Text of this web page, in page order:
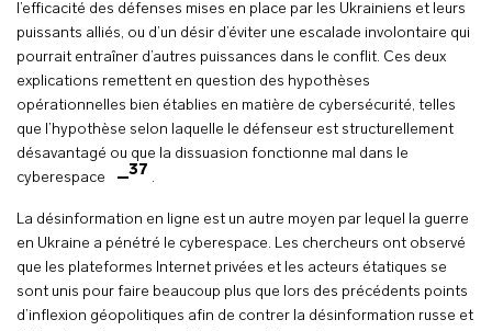
l’efficacité des défenses mises en place par les Ukrainiens et leurs
puissants alliés, ou d’un désir d’éviter une escalade involontaire qui
pourrait entraîner d’autres puissances dans le conflit. Ces deux
explications remettent en question des hypothèses
opérationnelles bien établies en matière de cybersécurité, telles
que l’hypothèse selon laquelle le défenseur est structurellement
désavantagé ou que la dissuasion fonctionne mal dans le
cyberespace
37 .
La désinformation en ligne est un autre moyen par lequel la guerre
en Ukraine a pénétré le cyberespace. Les chercheurs ont observé
que les plateformes Internet privées et les acteurs étatiques se
sont unis pour faire beaucoup plus que lors des précédents points
d’inflexion géopolitiques afin de contrer la désinformation russe et